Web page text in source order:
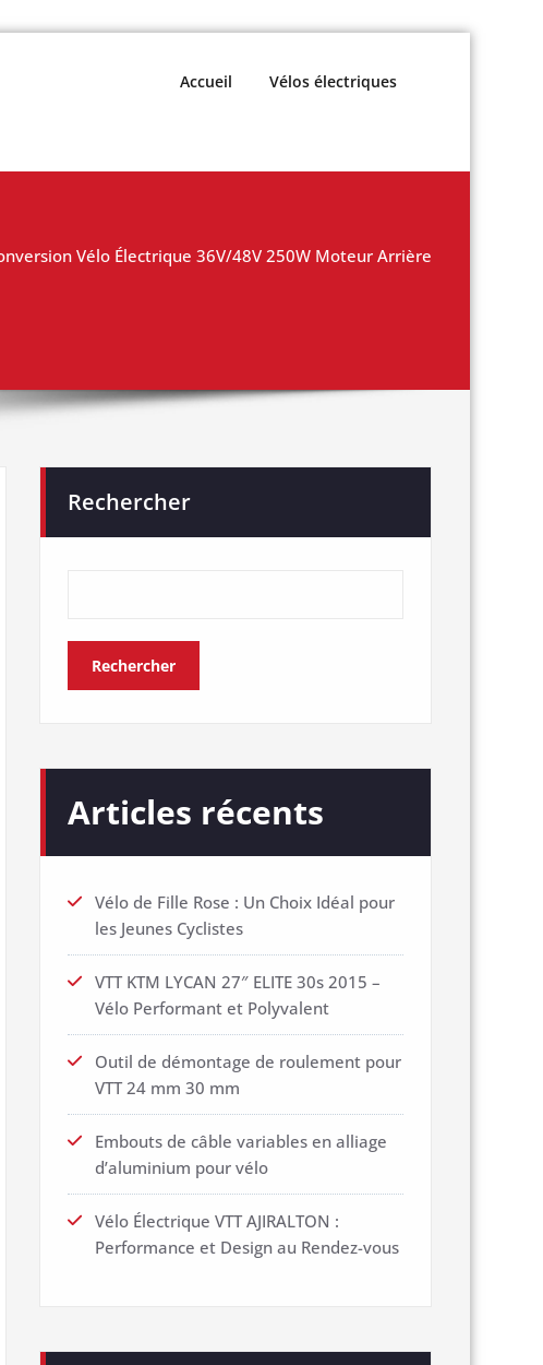
Accueil Vélos électriques
Vélo Électrique 36V/48V 250W Moteur Arrière
Rechercher
Rechercher
Articles récents
Vélo de Fille Rose : Un Choix Idéal pour
les Jeunes Cyclistes
VTT KTM LYCAN 27″ ELITE 30s 2015 –
Vélo Performant et Polyvalent
Outil de démontage de roulement pour
VTT 24 mm 30 mm
Embouts de câble variables en alliage
d’aluminium pour vélo
Vélo Électrique VTT AJIRALTON :
Performance et Design au Rendez-vous